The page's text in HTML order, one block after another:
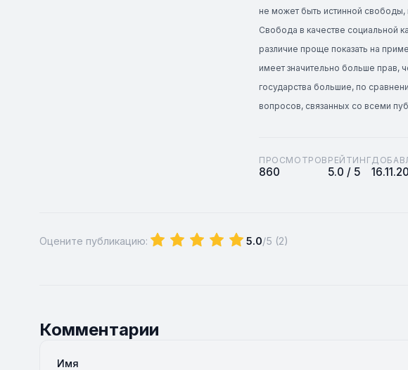
не может быть истинной свободы,
Свобода в качестве социальной
различие проще показать на
имеет значительно больше прав,
государства большие, по
вопросов, связанных со всеми
ПРОСМОТРОВ
860
РЕЙТИНГ
5.0 / 5
Оцените публикацию: 5.0/5 (2)
Комментарии
Имя